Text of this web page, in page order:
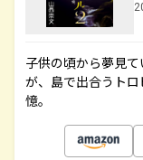
子供の頃から夢見
が、島で出合うト
憶。